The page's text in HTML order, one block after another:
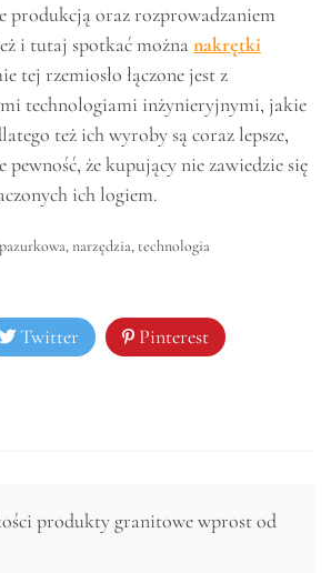
produkcją oraz rozprowadzaniem
i tutaj spotkać możnanakrętki
tej rzemiosło łączone jest z
technologiami inżynieryjnymi, jakie
też ich wyroby są coraz lepsze,
pewność, że kupujący nie zawiedzie się
ich logiem.
,narzędzia, technologia
Twitter Pinterest
produkty granitowe wprost od